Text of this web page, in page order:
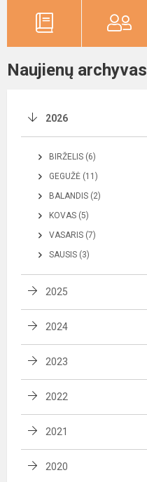
Naujienų archyvas
2026
BIRŽELIS (6)
GEGUŽĖ (11)
BALANDIS (2)
KOVAS (5)
VASARIS (7)
SAUSIS (3)
2025
2024
2023
2022
2021
2020